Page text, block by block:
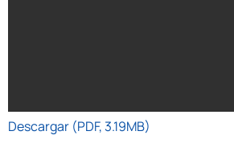
Descargar (PDF, 3.19MB)